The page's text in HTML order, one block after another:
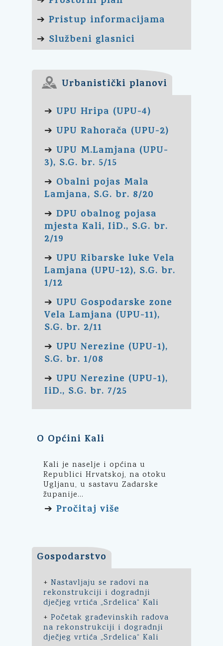
➔ Pristup informacijama
➔ Službeni glasnici
Urbanistički planovi
➔ UPU Hripa (UPU-4)
➔ UPU Rahorača (UPU-2)
➔ UPU M.Lamjana (UPU-
3), S.G. br. 5/15
➔ Obalni pojas Mala
Lamjana, S.G. br. 8/20
➔ DPU obalnog pojasa
mjesta Kali, IiD., S.G. br.
2/19
➔ UPU Ribarske luke Vela
Lamjana (UPU-12), S.G. br.
1/12
➔ UPU Gospodarske zone
Vela Lamjana (UPU-11),
S.G. br. 2/11
➔ UPU Nerezine (UPU-1),
S.G. br. 1/08
➔ UPU Nerezine (UPU-1),
IiD., S.G. br. 7/25
O Općini Kali
Kali je naselje i općina u
Republici Hrvatskoj, na otoku
Ugljanu, u sastavu Zadarske
županije...
➔ Pročitaj više
Gospodarstvo
+ Nastavljaju se radovi na
rekonstrukciji i dogradnji
dječjeg vrtića „Srdelica“ Kali
+ Početak građevinskih radova
na rekonstrukciji i dogradnji
dječjeg vrtića „Srdelica“ Kali